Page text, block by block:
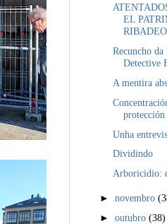
EL
Recuncho da
Detective
A mentira
protección
Unha
Dividindo
Arboricidio:
►novembro
►outubro(38)